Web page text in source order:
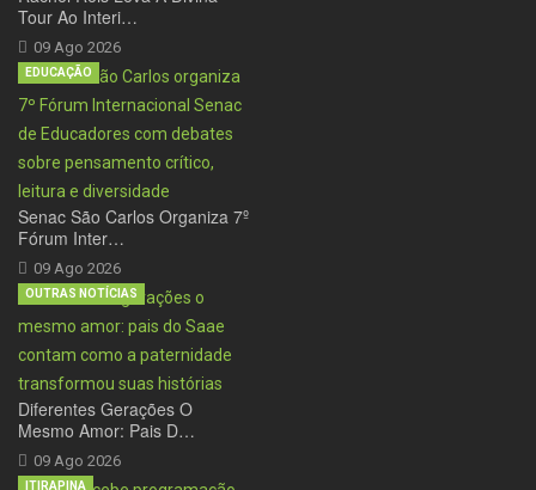
Tour Ao Interi…
09 Ago 2026
Senac São Carlos Organiza 7º
Fórum Inter…
09 Ago 2026
EDUCAÇÃO
Diferentes Gerações O
Mesmo Amor: Pais D…
09 Ago 2026
OUTRAS NOTÍCIAS
ITIRAPINA